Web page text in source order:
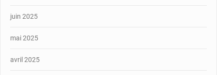
juin 2025
mai 2025
avril 2025